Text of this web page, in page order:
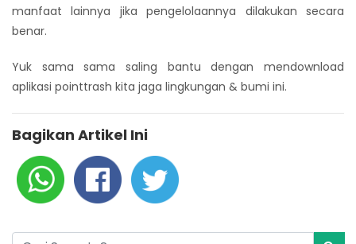
manfaat lainnya jika pengelolaannya dilakukan secara
benar.
Yuk sama sama saling bantu dengan mendownload
aplikasi pointtrash kita jaga lingkungan & bumi ini.
Bagikan Artikel Ini